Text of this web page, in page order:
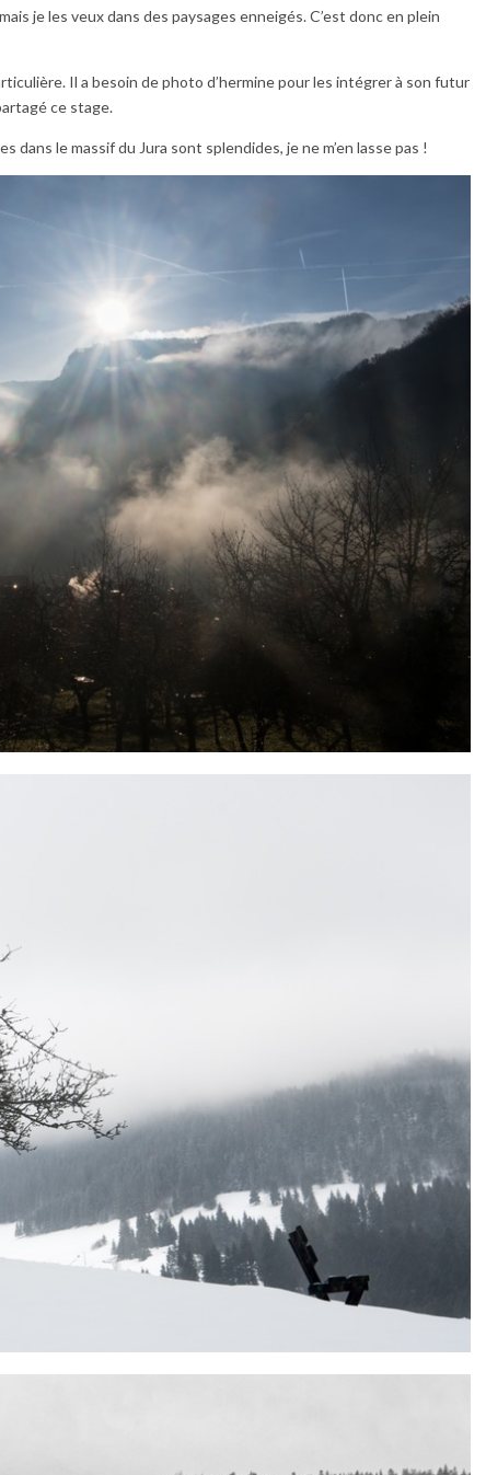
je les veux dans des paysages enneigés. C’est donc en plein
Il a besoin de photo d’hermine pour les intégrer à son futur
ce stage.
dans le massif du Jura sont splendides, je ne m’en lasse pas !